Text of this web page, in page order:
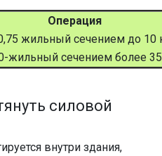
Операция
жильный сечением до 10
жильный сечением более
силовой
внутри здания,